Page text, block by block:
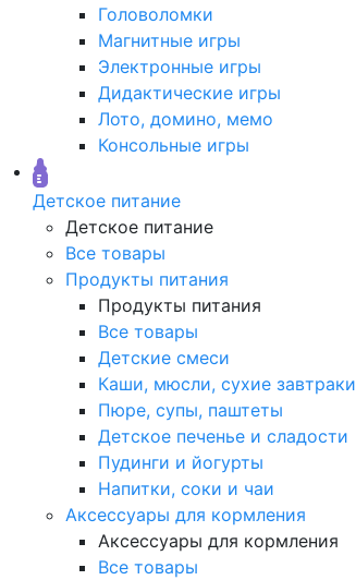
Головоломки
Магнитные игры
Электронные игры
Дидактические игры
Лото, домино, мемо
Консольные игры
Детское питание
Детское питание
Все товары
Продукты питания
Продукты питания
Все товары
Детские смеси
Каши, мюсли, сухие завтраки
Пюре, супы, паштеты
Детское печенье и сладости
Пудинги и йогурты
Напитки, соки и чаи
Аксессуары для кормления
Аксессуары для кормления
Все товары